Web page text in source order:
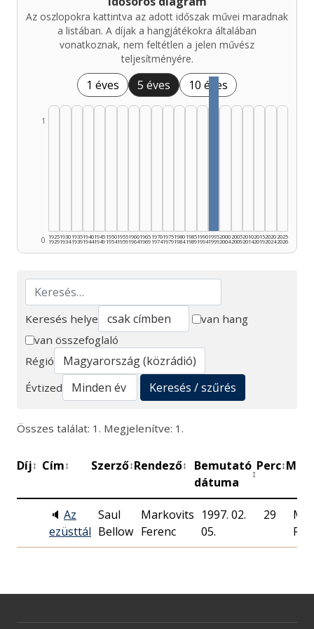
Az oszlopokra kattintva az adott időszak művei maradnak
a listában. A díjak a hangjátékokra általában
vonatkoznak, nem feltétlen a jelen művész
teljesítményére.
1 éves 5 éves 10 éves
0
1
1925
1929
1930
1934
1935
1939
1940
1944
1945
1949
1950
1954
1955
1959
1960
1964
1965
1969
1970
1974
1975
1979
1980
1984
1985
1989
1990
1994
1995
1999
2000
2004
2005
2009
2010
2014
2015
2019
2020
2024
2025
2026
Keresés
Keresés helye
van hang
van összefoglaló
Régió
Évtized
Keresés / szűrés
Összes találat: 1. Megjelenítve: 1.
Díj↕ Cím↕ Szerző↕Rendező↕
Bemutató
dátuma
↕
Perc↕
🔈 Az
ezüsttál
Saul
Bellow
Markovits
Ferenc
1997. 02.
05.
29